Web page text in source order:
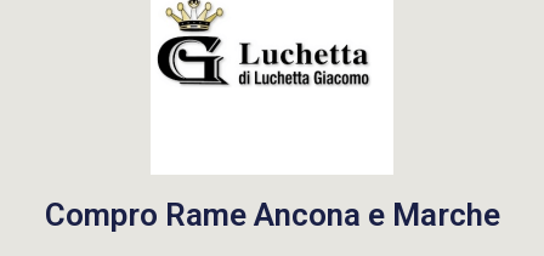
Compro Rame Ancona e Marche